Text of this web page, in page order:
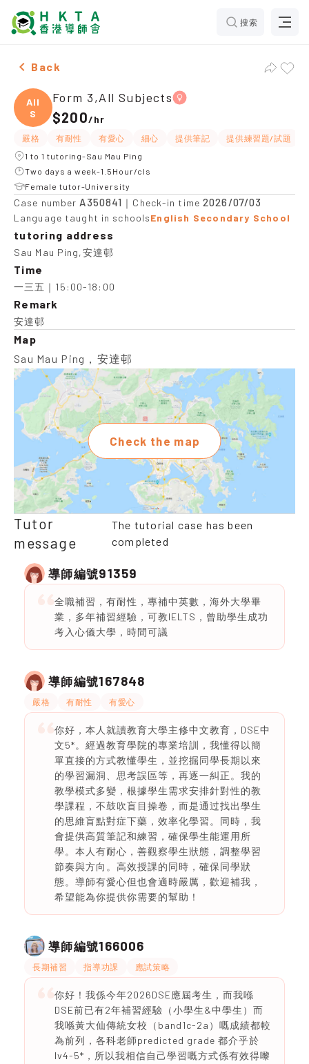
搜索
Female Form 3,All Subjects，Sau Mau Ping Tuition
Back
All
S
Form 3,All Subjects
$200/hr
嚴格 有耐性 有愛心 細心 提供筆記 提供練習題/試題
1 to 1 tutoring-Sau Mau Ping
Two days a week-1.5Hour/cls
Female tutor-University
Case number A350841 ｜Check-in time2026/07/03
Language taught in schoolsEnglish Secondary School
tutoring address
Sau Mau Ping,安達邨
Time
一三五｜15:00-18:00
Remark
安達邨
Map
Sau Mau Ping，安達邨
Check the map
Tutor
message
The tutorial case has been
completed
導師編號91359
全職補習，有耐性，專補中英數，海外大學畢
業，多年補習經驗，可教IELTS，曾助學生成功
考入心儀大學，時間可議
導師編號167848
嚴格 有耐性 有愛心
你好，本人就讀教育大學主修中文教育，DSE中
文5*。經過教育學院的專業培訓，我懂得以簡
單直接的方式教懂學生，並挖掘同學長期以來
的學習漏洞、思考誤區等，再逐一糾正。我的
教學模式多變，根據學生需求安排針對性的教
學課程，不鼓吹盲目操卷，而是通过找出學生
的思維盲點對症下藥，效率化學習。同時，我
會提供高質筆記和練習，確保學生能運用所
學。本人有耐心，善觀察學生狀態，調整學習
節奏與方向。高效授課的同時，確保同學狀
態。導師有愛心但也會適時嚴厲，歡迎補我，
希望能為你提供你需要的幫助！
導師編號166006
長期補習 指導功課 應試策略
你好！我係今年2026DSE應屆考生，而我喺
DSE前已有2年補習經驗（小學生&中學生）而
我喺黃大仙傳統女校（band1c-2a）嘅成績都較
為前列，各科老師predicted grade 都介乎於
lv4-5*，所以我相信自己學習嘅方式係有效得嚟